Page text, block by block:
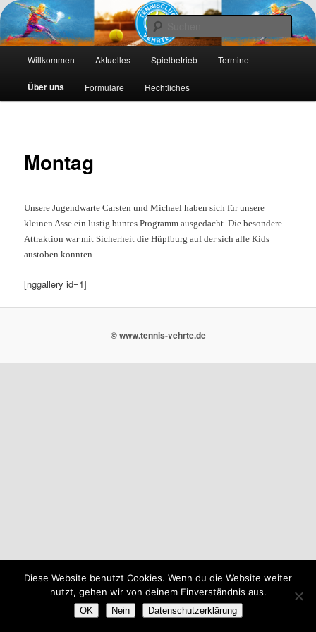
Tennis-Vehrte
Die Webseite des Tennisclub Vehrte e. V.
Zum
primären
Zum
sekundären
Willkommen Aktuelles Spielbetrieb Termine
Über uns Formulare Rechtliches
Montag
Unsere Jugendwarte Carsten und Michael haben sich für unsere
kleinen Asse ein lustigbuntes Programm ausgedacht. Die besondere
Attraktion war mit Sicherheitdie Hüpfburg auf der sich alle Kids
austoben konnten.
[nggallery id=1]
© www.tennis-vehrte.de
Diese Website benutzt Cookies. Wenn du die Website weiter
nutzt, gehen wir von deinem Einverständnis aus.
OK Nein Datenschutzerklärung